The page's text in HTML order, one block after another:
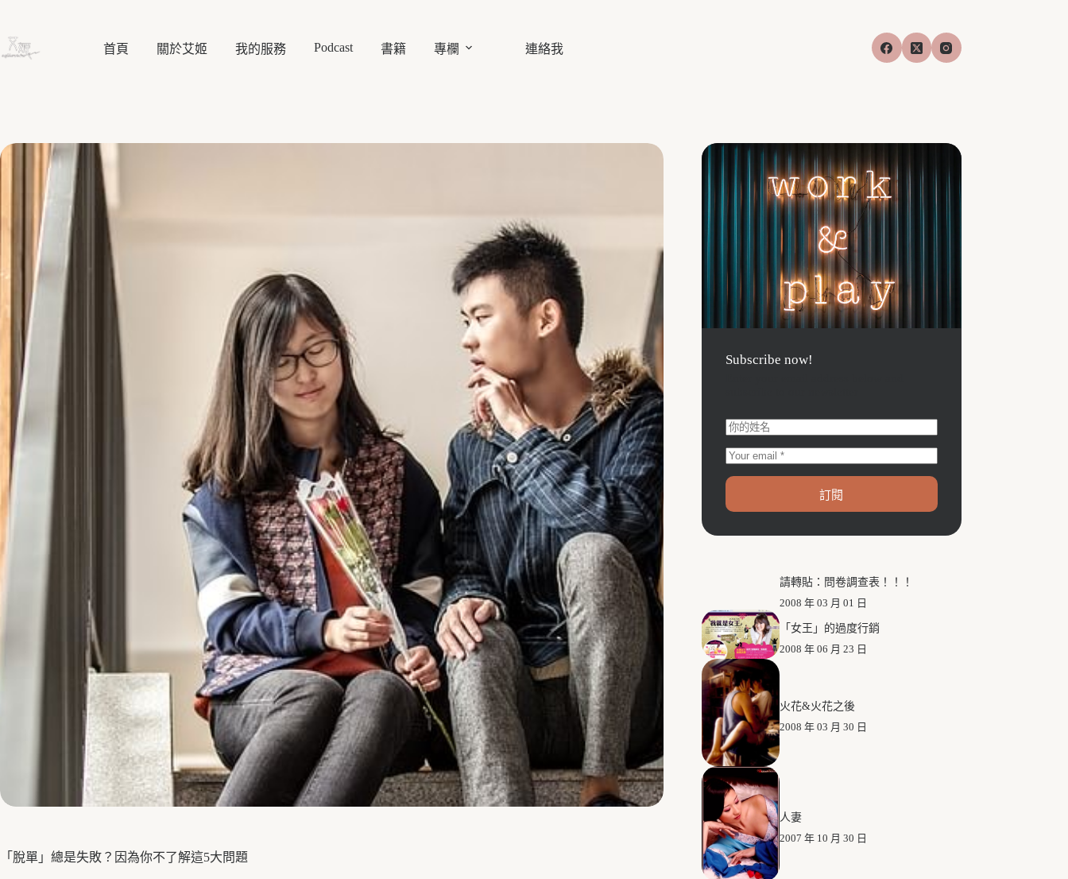
主
首頁 關於艾姬 我的服務 Podcast 書籍 專欄 連絡我
「脫單」總是失敗？因為你不了解這5大問題
Subscribe now!
訂閱
請轉貼：問卷調查表！！！
2008 年 03 月 01 日
「女王」的過度行銷
2008 年 06 月 23 日
火花&火花之後
2008 年 03 月 30 日
人妻
2007 年 10 月 30 日